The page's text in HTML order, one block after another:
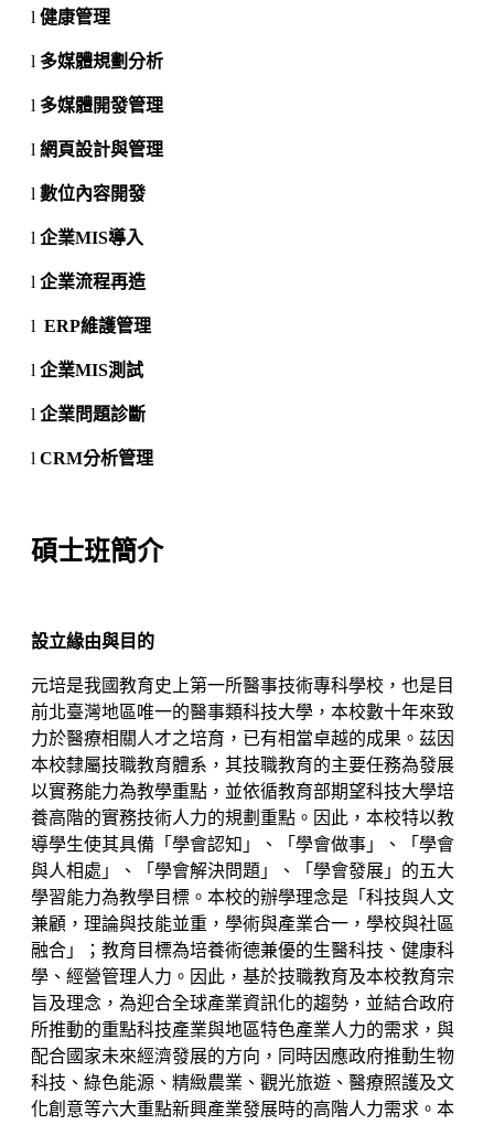
l 健康管理
l 多媒體規劃分析
l 多媒體開發管理
l 網頁設計與管理
l 數位內容開發
l 企業MIS導入
l 企業流程再造
l ERP維護管理
l 企業MIS測試
l 企業問題診斷
l CRM分析管理
碩士班簡介
設立緣由與目的
元培是我國教育史上第一所醫事技術專科學校，也是目
前北臺灣地區唯一的醫事類科技大學，本校數十年來致
力於醫療相關人才之培育，已有相當卓越的成果。茲因
本校隸屬技職教育體系，其技職教育的主要任務為發展
以實務能力為教學重點，並依循教育部期望科技大學培
養高階的實務技術人力的規劃重點。因此，本校特以教
導學生使其具備「學會認知」、「學會做事」、「學會
與人相處」、「學會解決問題」、「學會發展」的五大
學習能力為教學目標。本校的辦學理念是「科技與人文
兼顧，理論與技能並重，學術與產業合一，學校與社區
融合」；教育目標為培養術德兼優的生醫科技、健康科
學、經營管理人力。因此，基於技職教育及本校教育宗
旨及理念，為迎合全球產業資訊化的趨勢，並結合政府
所推動的重點科技產業與地區特色產業人力的需求，與
配合國家未來經濟發展的方向，同時因應政府推動生物
科技、綠色能源、精緻農業、觀光旅遊、醫療照護及文
化創意等六大重點新興產業發展時的高階人力需求。本